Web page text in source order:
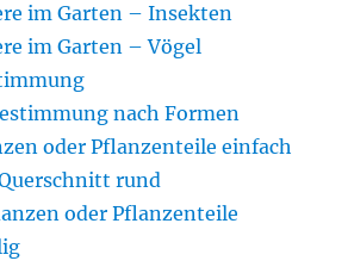
im Garten – Insekten
im Garten – Vögel
nach Formen
oder Pflanzenteile einfach
rund
oder Pflanzenteile